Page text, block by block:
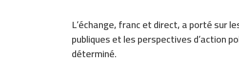
L’échange, franc et direct, a porté sur
publiques et les perspectives d’action
déterminé.